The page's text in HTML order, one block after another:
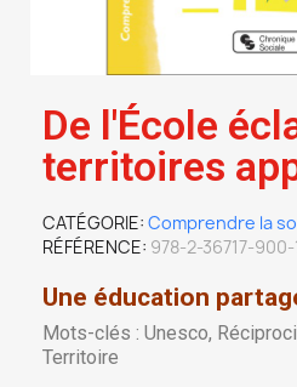
De l'École
territoires
CATÉGORIE Comprendre la
RÉFÉRENCE 978-2-36717-900-
Une éducation
Mots-clés : Unesco,
Territoire